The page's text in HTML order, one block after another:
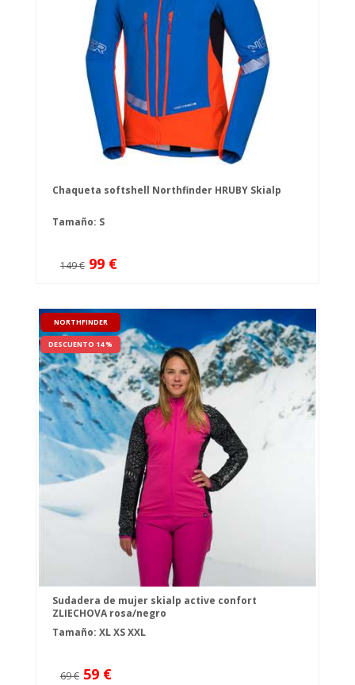
Chaqueta softshell Northfinder HRUBY Skialp
Tamaño: S
149 € 99 €
NORTHFINDER
DESCUENTO 14 %
Sudadera de mujer skialp active confort
ZLIECHOVA rosa/negro
Tamaño: XLXSXXL
69 € 59 €